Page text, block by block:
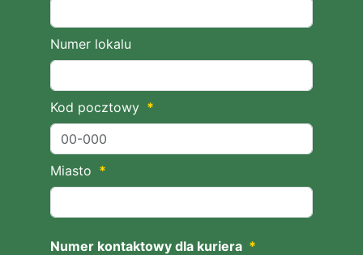
Numer lokalu
Kod pocztowy *
Miasto *
Numer kontaktowy dla kuriera *